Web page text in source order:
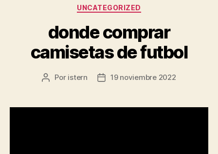
Categorías
UNCATEGORIZED
donde comprar
camisetas de futbol
Autor
entrada
Por istern
Fecha
entrada
19 noviembre 2022